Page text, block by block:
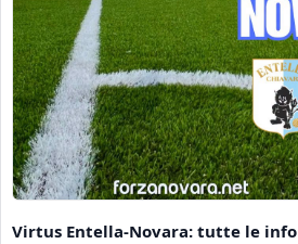
Virtus Entella-Novara: tutte le info